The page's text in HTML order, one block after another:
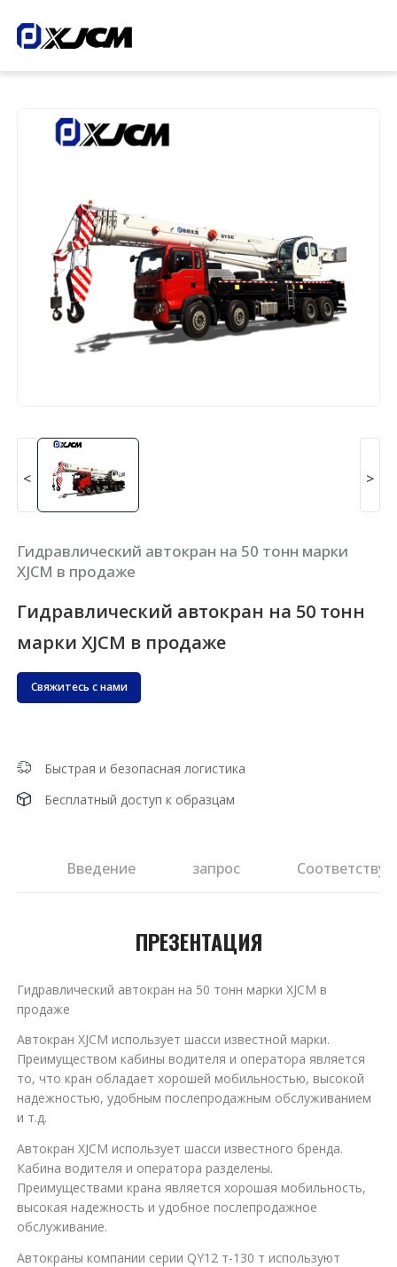
< >
Гидравлический автокран на 50 тонн марки
XJCM в продаже
Гидравлический автокран на 50 тонн
марки XJCM в продаже
Свяжитесь с нами
Быстрая и безопасная логистика
Бесплатный доступ к образцам
Введение запрос
ПРЕЗЕНТАЦИЯ
Гидравлический автокран на 50 тонн марки XJCM в
продаже
Автокран XJCM использует шасси известной марки.
Преимуществом кабины водителя и оператора является
то, что кран обладает хорошей мобильностью, высокой
надежностью, удобным послепродажным обслуживанием
и т.д.
Автокран XJCM использует шасси известного бренда.
Кабина водителя и оператора разделены.
Преимуществами крана является хорошая мобильность,
высокая надежность и удобное послепродажное
обслуживание.
Автокраны компании серии QY12 т-130 т используют